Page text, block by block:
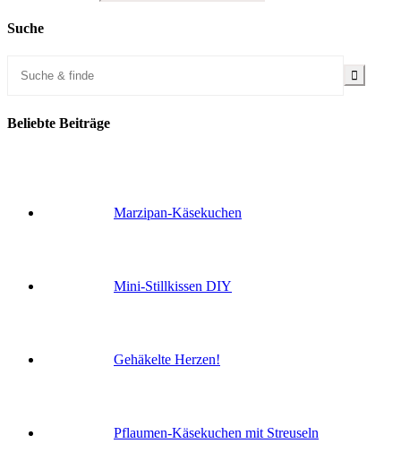
Suche
Beliebte Beiträge
Marzipan-Käsekuchen
Mini-Stillkissen DIY
Gehäkelte Herzen!
Pflaumen-Käsekuchen mit Streuseln